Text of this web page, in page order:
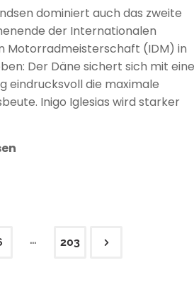
dominiert auch das zweite
der Internationalen
Motorradmeisterschaft (IDM) in
Der Däne sichert sich mit
eindrucksvoll die maximale
Inigo Iglesias wird starker
… 203